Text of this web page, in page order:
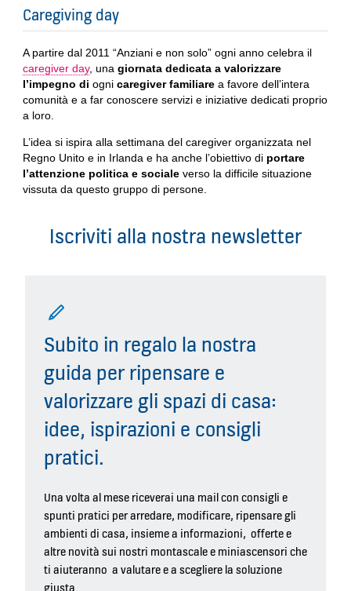
Caregiving day
A partire dal 2011 “Anziani e non solo” ogni anno celebra il
caregiver day, una giornata dedicata a valorizzare
l’impegno di ognicaregiver familiarea favore dell’intera
comunità e a far conoscere servizi e iniziative dedicati proprio
a loro.
L’idea si ispira alla settimana del caregiver organizzata nel
Regno Unito e in Irlanda e ha anche l’obiettivo di portare
l’attenzione politica e socialeverso la difficile situazione
vissuta da questo gruppo di persone.
Iscriviti alla nostra newsletter
Subito in regalo la nostra
guida per ripensare e
valorizzare gli spazi di casa:
idee, ispirazioni e consigli
pratici.
Una volta al mese riceverai una mail con consigli e
spunti pratici per arredare, modificare, ripensare gli
ambienti di casa, insieme a informazioni, offerte e
altre novità sui nostri montascale e miniascensori che
ti aiuteranno a valutare e a scegliere la soluzione
giusta.